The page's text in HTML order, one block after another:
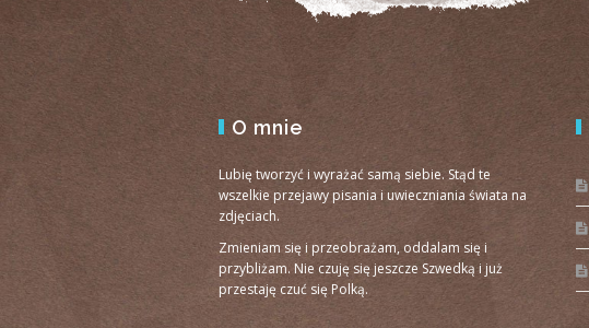
O mnie
Lubię tworzyć i wyrażać samą siebie. Stąd te
wszelkie przejawy pisania i uwieczniania świata na
zdjęciach.
Zmieniam się i przeobrażam, oddalam się i
przybliżam. Nie czuję się jeszcze Szwedką i już
przestaję czuć się Polką.